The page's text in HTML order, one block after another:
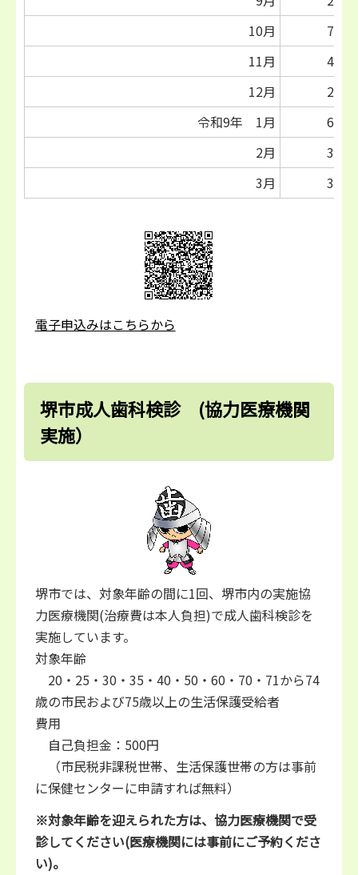
10月
7日
11月
4日
12月
2日
令和9年 1月
6日
2月
3日
3月
3日
電子申込みはこちらから
堺市成人歯科検診 (協力医療機関
実施）
堺市では、対象年齢の間に1回、堺市内の実施協
力医療機関(治療費は本人負担)で成人歯科検診を
実施しています。
対象年齢
20・25・30・35・40・50・60・70・71から74
歳の市民および75歳以上の生活保護受給者
費用
自己負担金：500円
（市民税非課税世帯、生活保護世帯の方は事前
に保健センターに申請すれば無料）
※対象年齢を迎えられた方は、協力医療機関で受
診してください(医療機関には事前にご予約くださ
い)。